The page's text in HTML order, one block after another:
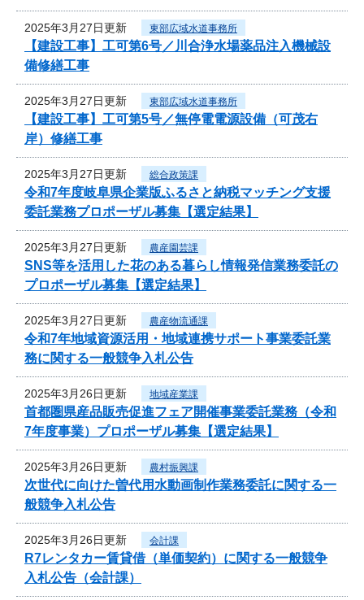
2025年3月27日更新 東部広域水道事務所
【建設工事】工可第6号／川合浄水場薬品注入機械設
備修繕工事
2025年3月27日更新 東部広域水道事務所
【建設工事】工可第5号／無停電電源設備（可茂右
岸）修繕工事
2025年3月27日更新 総合政策課
令和7年度岐阜県企業版ふるさと納税マッチング支援
委託業務プロポーザル募集【選定結果】
2025年3月27日更新 農産園芸課
SNS等を活用した花のある暮らし情報発信業務委託の
プロポーザル募集【選定結果】
2025年3月27日更新 農産物流通課
令和7年地域資源活用・地域連携サポート事業委託業
務に関する一般競争入札公告
2025年3月26日更新 地域産業課
首都圏県産品販売促進フェア開催事業委託業務（令和
7年度事業）プロポーザル募集【選定結果】
2025年3月26日更新 農村振興課
次世代に向けた曽代用水動画制作業務委託に関する一
般競争入札公告
2025年3月26日更新 会計課
R7レンタカー賃貸借（単価契約）に関する一般競争
入札公告（会計課）